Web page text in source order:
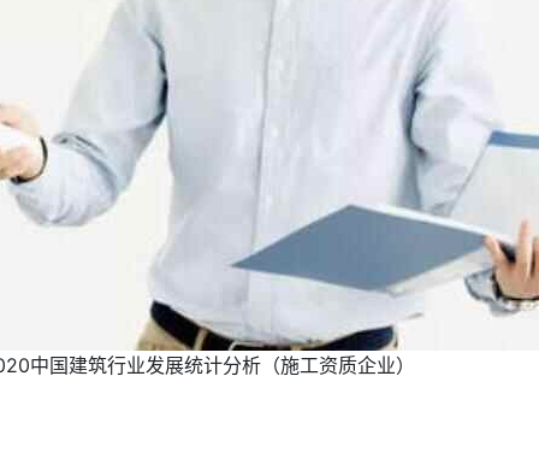
中国建筑行业发展统计分析（施工资质企业）